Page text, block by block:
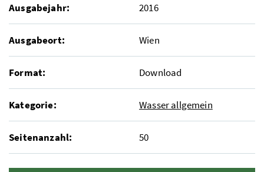
Ausgabejahr: 2016
Ausgabeort: Wien
Format: Download
Kategorie: Wasser allgemein
Seitenanzahl: 50